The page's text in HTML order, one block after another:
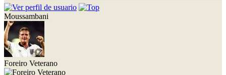
Moussambani
Foreiro Veterano